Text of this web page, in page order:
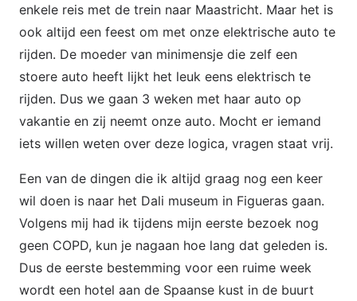
enkele reis met de trein naar Maastricht. Maar het is
ook altijd een feest om met onze elektrische auto te
rijden. De moeder van minimensje die zelf een
stoere auto heeft lijkt het leuk eens elektrisch te
rijden. Dus we gaan 3 weken met haar auto op
vakantie en zij neemt onze auto. Mocht er iemand
iets willen weten over deze logica, vragen staat vrij.
Een van de dingen die ik altijd graag nog een keer
wil doen is naar het Dali museum in Figueras gaan.
Volgens mij had ik tijdens mijn eerste bezoek nog
geen COPD, kun je nagaan hoe lang dat geleden is.
Dus de eerste bestemming voor een ruime week
wordt een hotel aan de Spaanse kust in de buurt